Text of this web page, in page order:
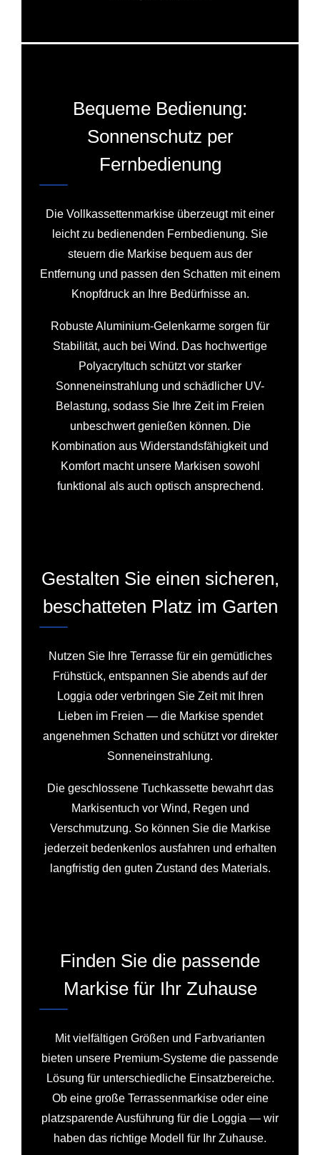
Bequeme Bedienung:
Sonnenschutz per
Fernbedienung
Die Vollkassettenmarkise überzeugt mit einer
leicht zu bedienenden Fernbedienung. Sie
steuern die Markise bequem aus der
Entfernung und passen den Schatten mit einem
Knopfdruck an Ihre Bedürfnisse an.
Robuste Aluminium-Gelenkarme sorgen für
Stabilität, auch bei Wind. Das hochwertige
Polyacryltuch schützt vor starker
Sonneneinstrahlung und schädlicher UV-
Belastung, sodass Sie Ihre Zeit im Freien
unbeschwert genießen können. Die
Kombination aus Widerstandsfähigkeit und
Komfort macht unsere Markisen sowohl
funktional als auch optisch ansprechend.
Gestalten Sie einen sicheren,
beschatteten Platz im Garten
Nutzen Sie Ihre Terrasse für ein gemütliches
Frühstück, entspannen Sie abends auf der
Loggia oder verbringen Sie Zeit mit Ihren
Lieben im Freien — die Markise spendet
angenehmen Schatten und schützt vor direkter
Sonneneinstrahlung.
Die geschlossene Tuchkassette bewahrt das
Markisentuch vor Wind, Regen und
Verschmutzung. So können Sie die Markise
jederzeit bedenkenlos ausfahren und erhalten
langfristig den guten Zustand des Materials.
Finden Sie die passende
Markise für Ihr Zuhause
Mit vielfältigen Größen und Farbvarianten
bieten unsere Premium-Systeme die passende
Lösung für unterschiedliche Einsatzbereiche.
Ob eine große Terrassenmarkise oder eine
platzsparende Ausführung für die Loggia — wir
haben das richtige Modell für Ihr Zuhause.